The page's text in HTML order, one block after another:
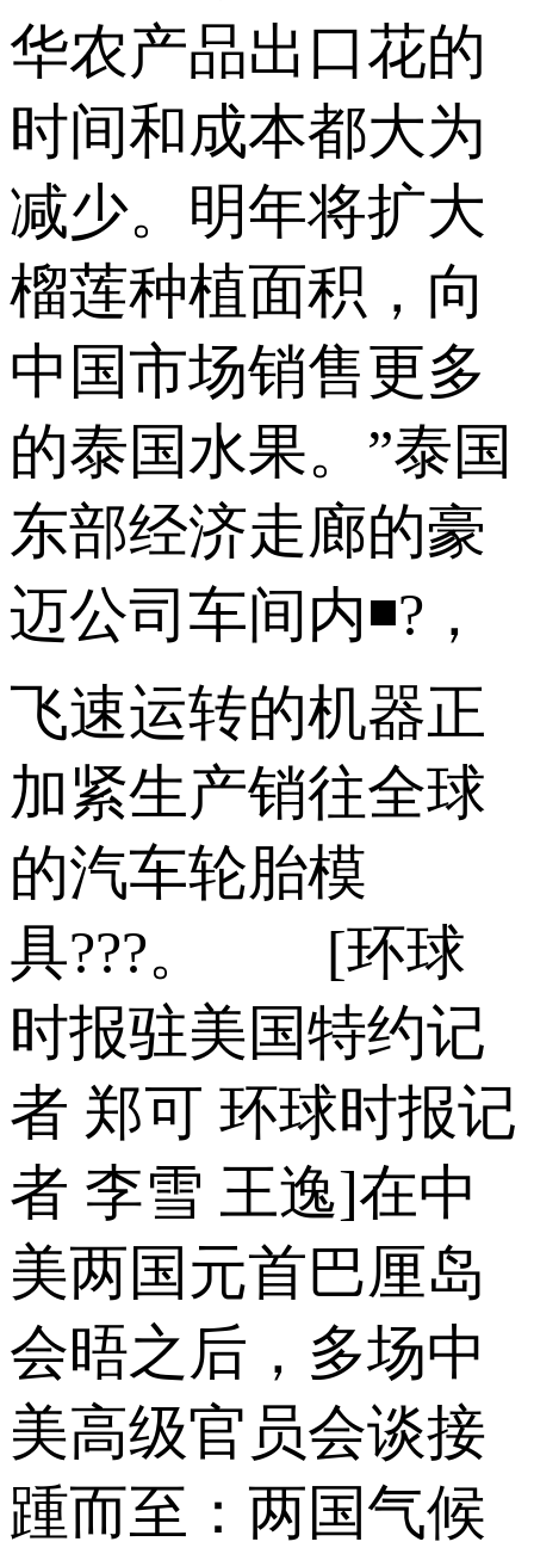
华农产品出口花的
时间和成本都大为
减少。明年将扩大
榴莲种植面积，向
中国市场销售更多
的泰国水果。”泰国
东部经济走廊的豪
迈公司车间内◾?，
飞速运转的机器正
加紧生产销往全球
的汽车轮胎模
具???。 [环球
时报驻美国特约记
者 郑可 环球时报记
者 李雪 王逸]在中
美两国元首巴厘岛
会晤之后，多场中
美高级官员会谈接
踵而至：两国气候